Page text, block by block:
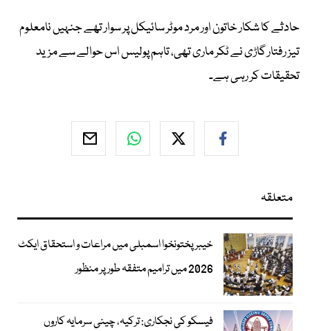
حادثے کا شکار خاتون اور مرد موٹر سائیکل پر سوار تھے جنہیں نامعلوم
تیز رفتار گاڑی نے ٹکر ماری تھی، تاہم پولیس اس حوالے سے مزید
تحقیقات کر رہی ہے۔
متعلقہ
خیبرپختونخوا اسمبلی میں مراعات و استحقاق ایکٹ
2026 میں ترامیم متفقہ طور پر منظور
فیسکو کی نجکاری: ترکیہ، چینی سرمایہ کاروں